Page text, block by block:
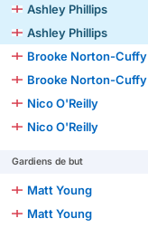
Ashley Phillips
Ashley Phillips
Brooke Norton-Cuffy
Brooke Norton-Cuffy
Nico O'Reilly
Nico O'Reilly
Gardiens de but
Matt Young
Matt Young